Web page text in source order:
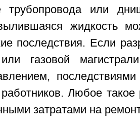
трубопровода или
жидкость
последствия. Если
газовой
Любое такое
затратами на